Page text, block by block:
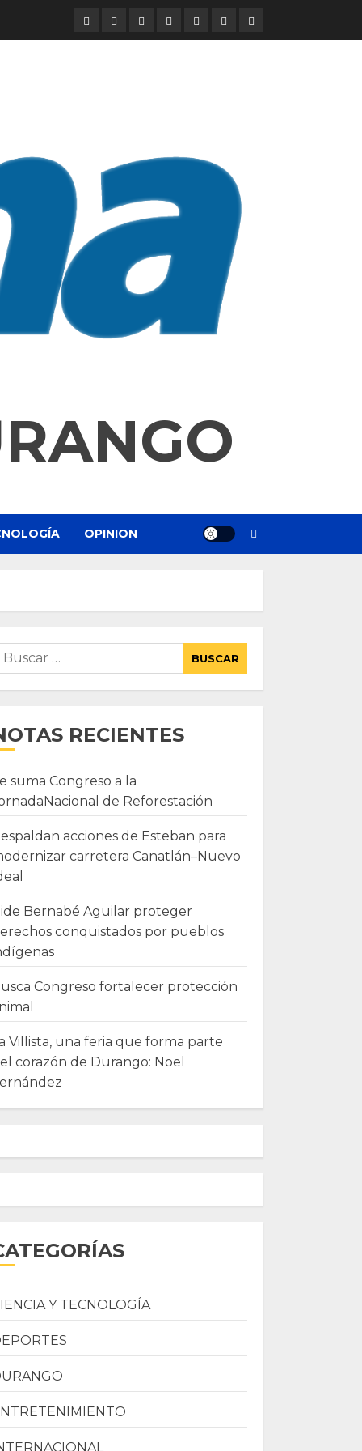
DURANGO
NACIONAL
INTERNACIONAL
DEPORTES
ENTRETENIMIENTO
CIENCIA
Y
OPINION
OPINION
RECIENTES
suma Congreso a la
de Reforestación
acciones de Esteban para
carretera Canatlán–Nuevo
Bernabé Aguilar proteger
conquistados por pueblos
Congreso fortalecer protección
Villista, una feria que forma parte
corazón de Durango: Noel
Y TECNOLOGÍA